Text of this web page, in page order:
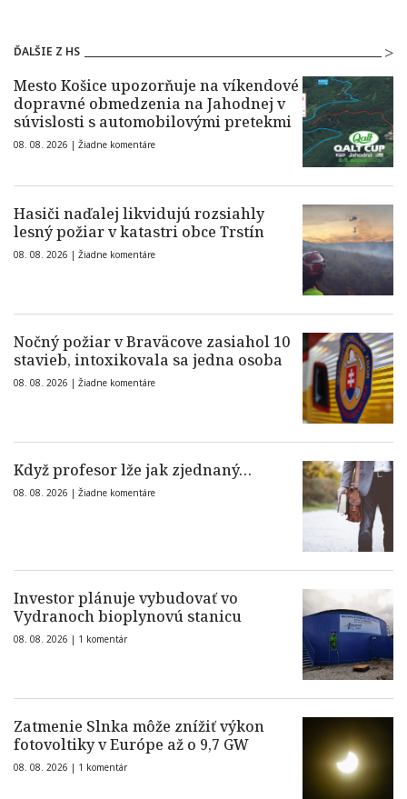
ĎALŠIE Z HS
Mesto Košice upozorňuje na víkendové
dopravné obmedzenia na Jahodnej v
súvislosti s automobilovými pretekmi
08. 08. 2026 | Žiadne komentáre
Hasiči naďalej likvidujú rozsiahly
lesný požiar v katastri obce Trstín
08. 08. 2026 | Žiadne komentáre
Nočný požiar v Braväcove zasiahol 10
stavieb, intoxikovala sa jedna osoba
08. 08. 2026 | Žiadne komentáre
Když profesor lže jak zjednaný…
08. 08. 2026 | Žiadne komentáre
Investor plánuje vybudovať vo
Vydranoch bioplynovú stanicu
08. 08. 2026 | 1 komentár
Zatmenie Slnka môže znížiť výkon
fotovoltiky v Európe až o 9,7 GW
08. 08. 2026 | 1 komentár